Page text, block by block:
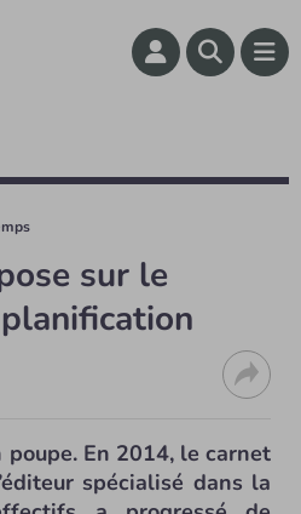
sur le
poupe. En 2014, le carnet
spécialisé dans la